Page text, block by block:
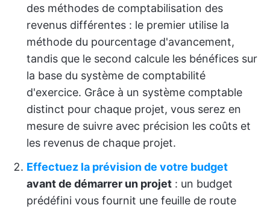
des méthodes de comptabilisation des
revenus différentes : le premier utilise la
méthode du pourcentage d'avancement,
tandis que le second calcule les bénéfices sur
la base du système de comptabilité
d'exercice. Grâce à un système comptable
distinct pour chaque projet, vous serez en
mesure de suivre avec précision les coûts et
les revenus de chaque projet.
Effectuez la prévision de votre budget
avant de démarrer un projet : un budget
prédéfini vous fournit une feuille de route